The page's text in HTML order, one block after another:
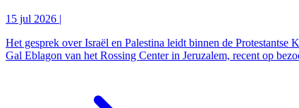
15 jul 2026 |
Het gesprek over Israël en Palestina leidt binnen de
Gal Eblagon van het Rossing Center in Jeruzalem, recent op